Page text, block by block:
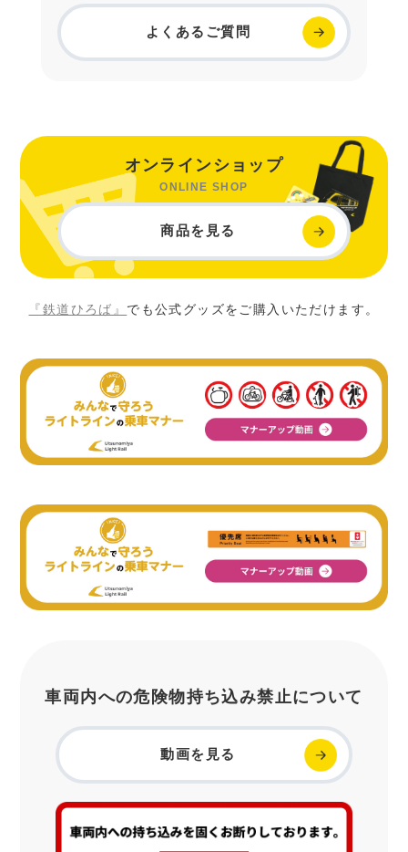
よくあるご質問
オンラインショップ
ONLINE SHOP
商品を見る
『鉄道ひろば』 でも公式グッズをご購入いただけます。
車両内への危険物持ち込み禁止について
動画を見る